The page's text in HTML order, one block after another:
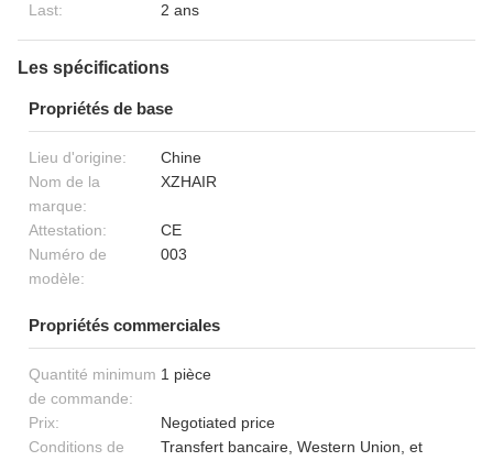
Last:
2 ans
Les spécifications
Propriétés de base
Lieu d'origine:
Chine
Nom de la
marque:
XZHAIR
Attestation:
CE
Numéro de
modèle:
003
Propriétés commerciales
Quantité minimum
de commande:
1 pièce
Prix:
Negotiated price
Conditions de
Transfert bancaire, Western Union, et